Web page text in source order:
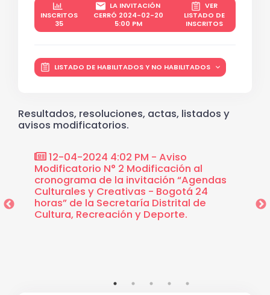
INSCRITOS
35
LA INVITACIÓN
CERRÓ 2024-02-20
5:00 PM
VER
LISTADO DE
INSCRITOS
LISTADO DE HABILITADOS Y NO HABILITADOS
Resultados, resoluciones, actas, listados y
avisos modificatorios.
12-04-2024 4:02 PM - Aviso
Modificatorio N° 2 Modificación al
cronograma de la invitación “Agendas
Culturales y Creativas - Bogotá 24
horas” de la Secretaría Distrital de
Cultura, Recreación y Deporte.
de